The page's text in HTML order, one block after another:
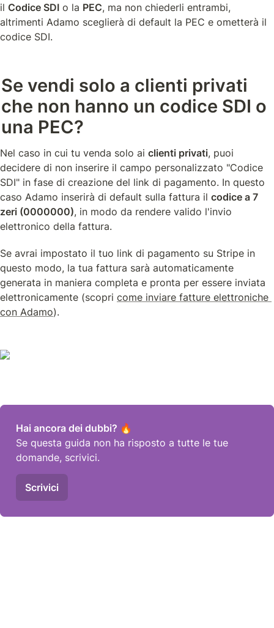
il Codice SDI o la PEC, ma non chiederli entrambi,
altrimenti Adamo sceglierà di default la PEC e ometterà il
codice SDI.
Se vendi solo a clienti privati
che non hanno un codice SDI o
una PEC?
Nel caso in cui tu venda solo ai clienti privati, puoi
decidere di non inserire il campo personalizzato "Codice
SDI" in fase di creazione del link di pagamento. In questo
caso Adamo inserirà di default sulla fattura il codice a 7
zeri (0000000), in modo da rendere valido l'invio
elettronico della fattura.
Se avrai impostato il tuo link di pagamento su Stripe in
questo modo, la tua fattura sarà automaticamente
generata in maniera completa e pronta per essere inviata
elettronicamente (scopri come inviare fatture elettroniche
con Adamo).
Se questa guida non ha risposto a tutte le tue
Scrivici